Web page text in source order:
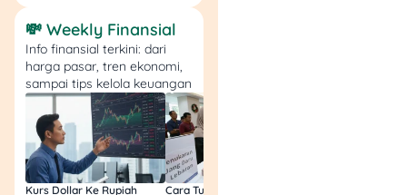
Aktif dalam promosi,
baik offline maupun
online, misalnya
lewat media sosial.
Ikuti pelatihan dan
arahan dari
Indomaret supaya
operasional toko
berjalan lancar.
💸 Weekly Finansial
Info finansial terkini: dari
harga pasar, tren ekonomi,
sampai tips kelola keuangan
Kurs Dollar Ke Rupiah
Cara Tukar Uang Baru di